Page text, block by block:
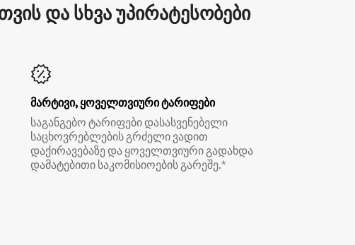
და სხვა უპირატესობები
მარტივი, ყოველთვიური ტარიფები
საგანგებო ტარიფები დასასვენებელი
საცხოვრებლების გრძელი ვადით
დაქირავებაზე და ყოველთვიური გადახდა
დამატებითი საკომისიოების გარეშე.*